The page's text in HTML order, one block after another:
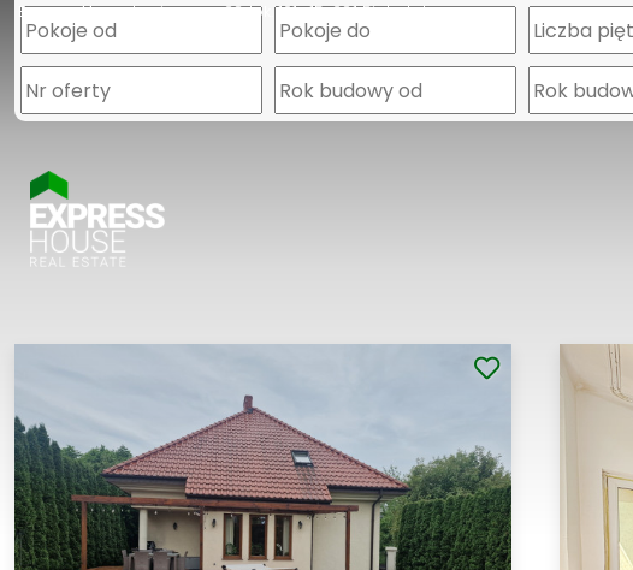
Express HouseLegionowa 28 lok. 101 15-281 Białystok